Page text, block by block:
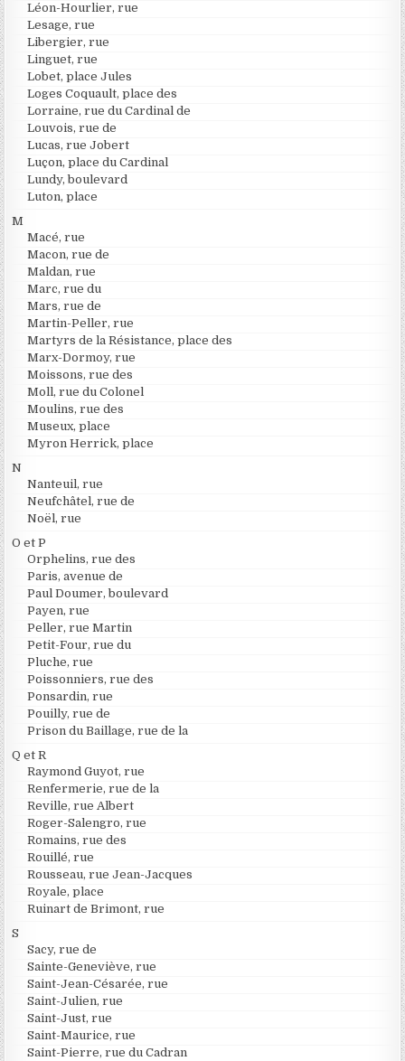
Léon-Hourlier, rue
Lesage, rue
Libergier, rue
Linguet, rue
Lobet, place Jules
Loges Coquault, place des
Lorraine, rue du Cardinal de
Louvois, rue de
Lucas, rue Jobert
Luçon, place du Cardinal
Lundy, boulevard
Luton, place
M
Macé, rue
Macon, rue de
Maldan, rue
Marc, rue du
Mars, rue de
Martin-Peller, rue
Martyrs de la Résistance, place des
Marx-Dormoy, rue
Moissons, rue des
Moll, rue du Colonel
Moulins, rue des
Museux, place
Myron Herrick, place
N
Nanteuil, rue
Neufchâtel, rue de
Noël, rue
O et P
Orphelins, rue des
Paris, avenue de
Paul Doumer, boulevard
Payen, rue
Peller, rue Martin
Petit-Four, rue du
Pluche, rue
Poissonniers, rue des
Ponsardin, rue
Pouilly, rue de
Prison du Baillage, rue de la
Q et R
Raymond Guyot, rue
Renfermerie, rue de la
Reville, rue Albert
Roger-Salengro, rue
Romains, rue des
Rouillé, rue
Rousseau, rue Jean-Jacques
Royale, place
Ruinart de Brimont, rue
S
Sacy, rue de
Sainte-Geneviève, rue
Saint-Jean-Césarée, rue
Saint-Julien, rue
Saint-Just, rue
Saint-Maurice, rue
Saint-Pierre, rue du Cadran